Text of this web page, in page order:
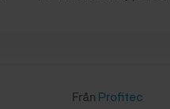
Från Profitec